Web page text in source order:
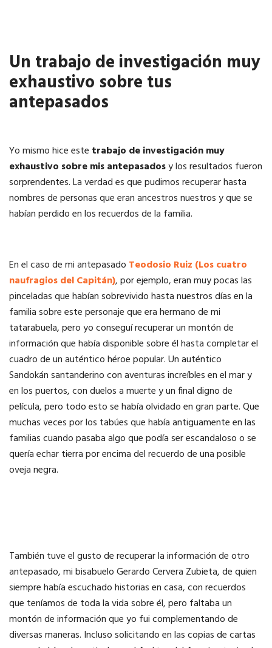
Un trabajo de investigación muy
exhaustivo sobre tus
antepasados
Yo mismo hice este trabajo de investigación muy
exhaustivo sobre mis antepasadosy los resultados fueron
sorprendentes. La verdad es que pudimos recuperar hasta
nombres de personas que eran ancestros nuestros y que se
habían perdido en los recuerdos de la familia.
En el caso de mi antepasado Teodosio Ruiz (Los cuatro
naufragios del Capitán), por ejemplo, eran muy pocas las
pinceladas que habían sobrevivido hasta nuestros días en la
familia sobre este personaje que era hermano de mi
tatarabuela, pero yo conseguí recuperar un montón de
información que había disponible sobre él hasta completar el
cuadro de un auténtico héroe popular. Un auténtico
Sandokán santanderino con aventuras increíbles en el mar y
en los puertos, con duelos a muerte y un final digno de
película, pero todo esto se había olvidado en gran parte. Que
muchas veces por los tabúes que había antiguamente en las
familias cuando pasaba algo que podía ser escandaloso o se
quería echar tierra por encima del recuerdo de una posible
oveja negra.
También tuve el gusto de recuperar la información de otro
antepasado, mi bisabuelo Gerardo Cervera Zubieta, de quien
siempre había escuchado historias en casa, con recuerdos
que teníamos de toda la vida sobre él, pero faltaba un
montón de información que yo fui complementando de
diversas maneras. Incluso solicitando en las copias de cartas